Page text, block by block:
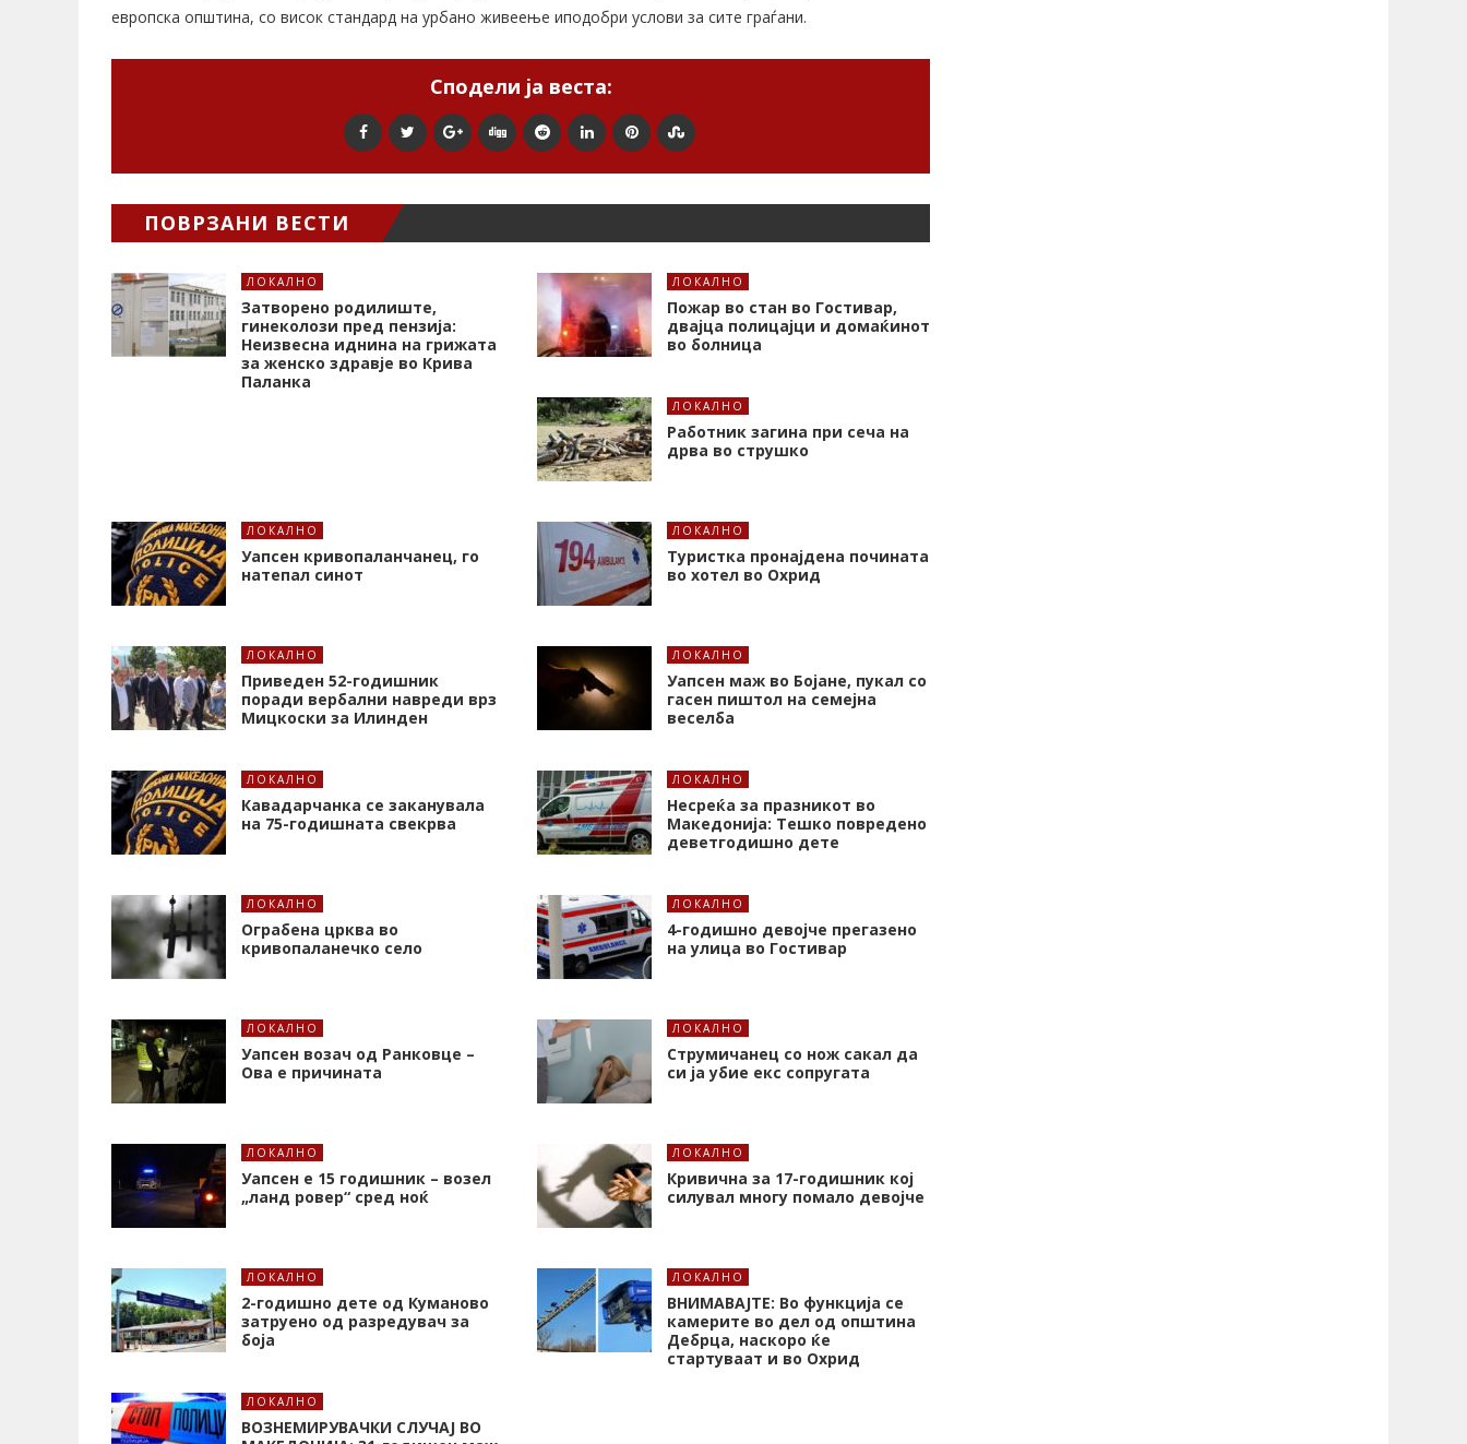
европска општина, со висок стандард на урбано живеење иподобри услови за сите граѓани.
Сподели ја веста:
ПОВРЗАНИ ВЕСТИ
ЛОКАЛНО
Затворено родилиште,
гинеколози пред пензија:
Неизвесна иднина на грижата
за женско здравје во Крива
Паланка
ЛОКАЛНО
Пожар во стан во Гостивар,
двајца полицајци и домаќинот
во болница
ЛОКАЛНО
Работник загина при сеча на
дрва во струшко
ЛОКАЛНО
Уапсен кривопаланчанец, го
натепал синот
ЛОКАЛНО
Туристка пронајдена почината
во хотел во Охрид
ЛОКАЛНО
Приведен 52-годишник
поради вербални навреди врз
Мицкоски за Илинден
ЛОКАЛНО
Уапсен маж во Бојане, пукал со
гасен пиштол на семејна
веселба
ЛОКАЛНО
Кавадарчанка се заканувала
на 75-годишната свекрва
ЛОКАЛНО
Несреќа за празникот во
Македонија: Тешко повредено
деветгодишно дете
ЛОКАЛНО
Ограбена црква во
кривопаланечко село
ЛОКАЛНО
4-годишно девојче прегазено
на улица во Гостивар
ЛОКАЛНО
Уапсен возач од Ранковце –
Ова е причината
ЛОКАЛНО
Струмичанец со нож сакал да
си ја убие екс сопругата
ЛОКАЛНО
Уапсен е 15 годишник – возел
„ланд ровер“ сред ноќ
ЛОКАЛНО
Кривична за 17-годишник кој
силувал многу помало девојче
ЛОКАЛНО
2-годишно дете од Куманово
затруено од разредувач за
боја
ЛОКАЛНО
ВНИМАВАЈТЕ: Во функција се
камерите во дел од општина
Дебрца, наскоро ќе
стартуваат и во Охрид
ЛОКАЛНО
ВОЗНЕМИРУВАЧКИ СЛУЧАЈ ВО